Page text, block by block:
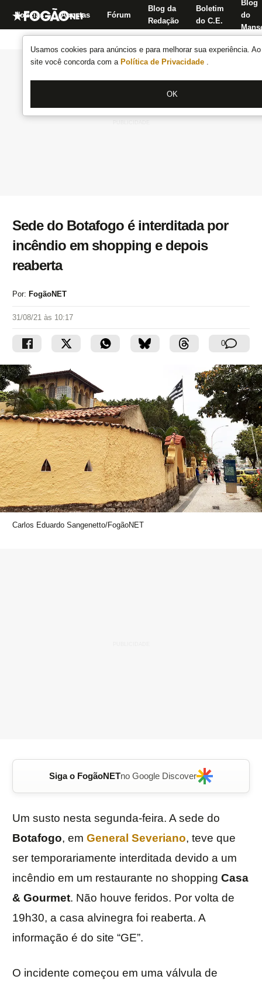
Usamos cookies para anúncios e para melhorar sua experiência.
site você concorda com a Política de Privacidade .
OK
Notícias Apostas Fórum
Blog da
Redação
Boletim
do C.E.
Blog
do
Sede do Botafogo é interditada por
incêndio em shopping e depois
reaberta
Por: FogãoNET
31/08/21 às 10:17
0
Carlos Eduardo Sangenetto/FogãoNET
Siga o FogãoNETno Google Discover
Um susto nesta segunda-feira. A sede do
Botafogo, em General Severiano, teve que
ser temporariamente interditada devido a um
incêndio em um restaurante no shopping Casa
& Gourmet. Não houve feridos. Por volta de
19h30, a casa alvinegra foi reaberta. A
informação é do site “GE”.
O incidente começou em uma válvula de